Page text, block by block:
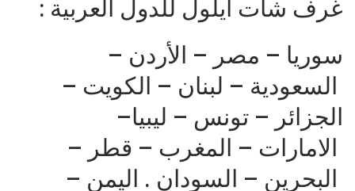
غرف شات ايلول للدول العربية :
سوريا – مصر – الأردن –
السعودية – لبنان – الكويت –
الجزائر – تونس – ليبيا–
الامارات – المغرب – قطر –
البحرين – السودان . اليمن –